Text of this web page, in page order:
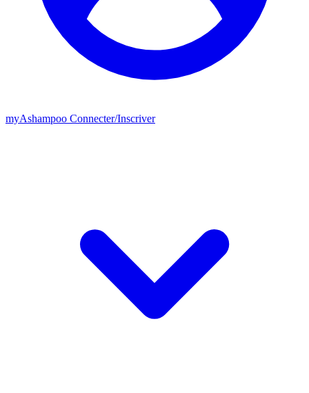
myAshampoo Connecter/Inscriver